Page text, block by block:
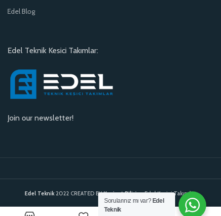
Edel Blog
Edel Teknik Kesici Takımlar:
Join our newsletter!
Edel Teknik 2022 CREATED BYKavinet Bilişim. Edel Kesici Takımlar.
Sorularınız mı var? Edel
Teknik